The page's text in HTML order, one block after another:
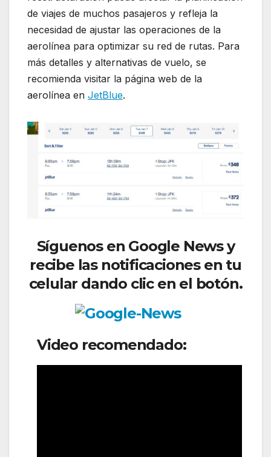
de viajes de muchos pasajeros y refleja la
necesidad de ajustar las operaciones de la
aerolínea para optimizar su red de rutas. Para
más detalles y alternativas de vuelo, se
recomienda visitar la página web de la
aerolínea en JetBlue.
Síguenos en Google News y
recibe las notificaciones en tu
celular dando clic en el botón.
Video recomendado: